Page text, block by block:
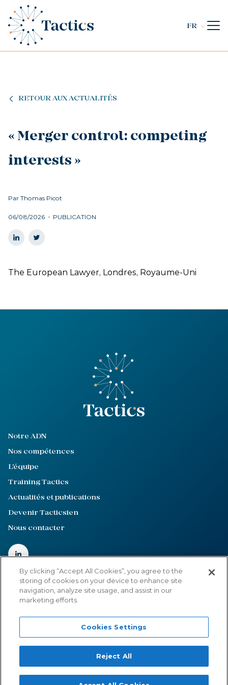
FR
RETOUR AUX ACTUALITÉS
« Merger control: competing
interests »
Par Thomas Picot
06/08/2026 PUBLICATION
The European Lawyer, Londres, Royaume-Uni
Notre ADN
Nos compétences
L'équipe
Training Tactics
Actualités et publications
Devenir Tacticsien
Nous contacter
©2022-2026Tactics
Mentions légales
Site internet créé par :Adveris
By clicking “Accept All Cookies”, you agree to the
storing of cookies on your device to enhance site
navigation, analyze site usage, and assist in our
marketing efforts.
Cookies Settings
Reject All